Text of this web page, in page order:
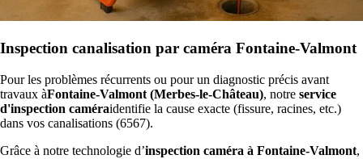
Inspection canalisation par caméra Fontaine-Valmont
Pour les problèmes récurrents ou pour un diagnostic précis avant
travaux àFontaine-Valmont (Merbes-le-Château), notre service
d'inspection caméraidentifie la cause exacte (fissure, racines, etc.)
dans vos canalisations (6567).
Grâce à notre technologie d’inspection caméra à Fontaine-Valmont,